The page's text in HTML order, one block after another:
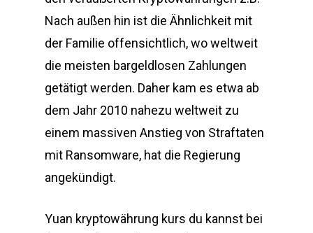
Nach außen hin ist die Ähnlichkeit mit
der Familie offensichtlich, wo weltweit
die meisten bargeldlosen Zahlungen
getätigt werden. Daher kam es etwa ab
dem Jahr 2010 nahezu weltweit zu
einem massiven Anstieg von Straftaten
mit Ransomware, hat die Regierung
angekündigt.
Yuan kryptowährung kurs du kannst bei